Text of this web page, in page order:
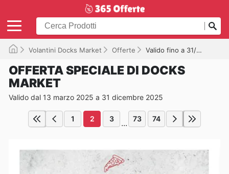
Volantini Docks Market Offerte Valido fino a 31/12/2025
OFFERTA SPECIALE DI DOCKS
MARKET
Valido dal 13 marzo 2025 a 31 dicembre 2025
1 2 3 ... 73 74